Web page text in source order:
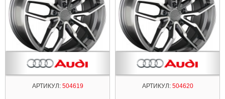
АРТИКУЛ:504619 АРТИКУЛ:504620